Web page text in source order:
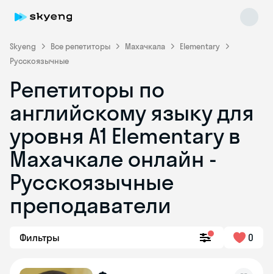
Skyeng Все репетиторы Махачкала
Elementary
Русскоязычные
Репетиторы по
английскому языку для
уровня A1 Elementary в
Махачкале онлайн -
Русскоязычные
преподаватели
Фильтры 0
Skyeng Chat